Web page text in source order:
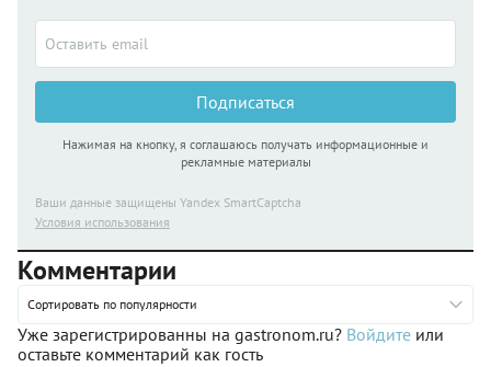
Подписаться
Нажимая на кнопку, я соглашаюсь получать информационные и
рекламные материалы
Ваши данные защищены Yandex SmartCaptcha
Условия использования
Комментарии
Сортировать по популярности
Уже зарегистрированны на gastronom.ru? Войдите или
оставьте комментарий как гость